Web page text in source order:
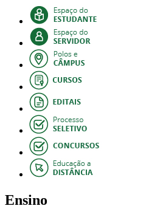
Ensino